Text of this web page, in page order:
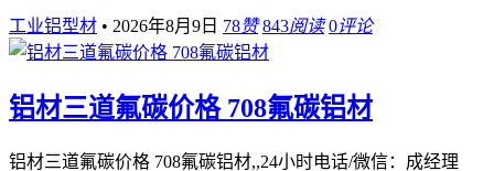
工业铝型材 • 2026年8月9日 78赞 843阅读 0评论
铝材三道氟碳价格 708氟碳铝材
铝材三道氟碳价格 708氟碳铝材,,24小时电话/微信：成经理